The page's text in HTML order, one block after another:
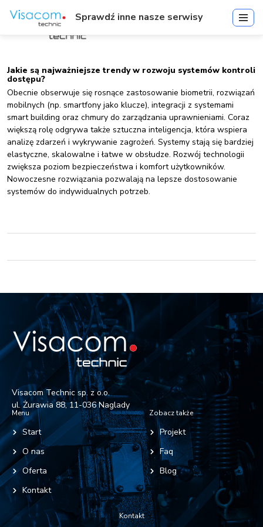
Jakie są najważniejsze trendy w rozwoju systemów kontroli
dostępu?
Obecnie obserwuje się rosnące zastosowanie biometrii, rozwiązań
mobilnych (np. smartfony jako klucze), integracji z systemami
smart building oraz chmury do zarządzania uprawnieniami. Coraz
większą rolę odgrywa także sztuczna inteligencja, która wspiera
analizę zdarzeń i wykrywanie zagrożeń. Systemy stają się bardziej
elastyczne, skalowalne i łatwe w obsłudze. Rozwój technologii
zwiększa poziom bezpieczeństwa i komfort użytkowników.
Nowoczesne rozwiązania pozwalają na lepsze dostosowanie
systemów do indywidualnych potrzeb.
Visacom Technic sp. z o.o.
ul. Żurawia 88, 11-036 Naglady
Menu
Start
O nas
Oferta
Kontakt
Zobacz także
Projekt
Faq
Blog
Kontakt
Sprawdź inne nasze serwisy